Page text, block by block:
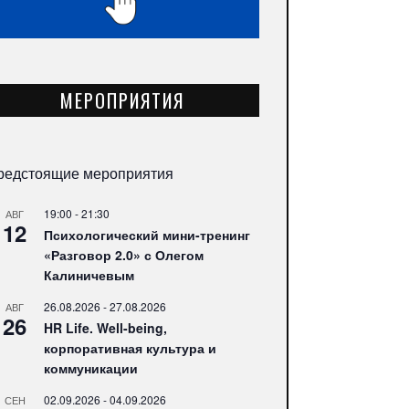
МЕРОПРИЯТИЯ
мероприятия
АВГ
12
19:00 -21:30
Психологический мини-тренинг
«Разговор 2.0» с Олегом
Калиничевым
АВГ
26
26.08.2026 -27.08.2026
HR Life. Well-being,
корпоративная культура и
коммуникации
СЕН 02.09.2026 -04.09.2026